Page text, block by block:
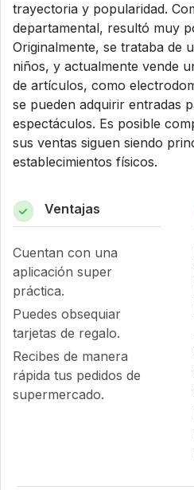
trayectoria y popularidad.
departamental, resultó muy
Originalmente, se trataba de
niños, y actualmente vende
de artículos, como
se pueden adquirir entradas
espectáculos. Es posible
sus ventas siguen siendo
establecimientos físicos.
Ventajas
Cuentan con una
aplicación super
práctica.
Puedes obsequiar
tarjetas de regalo.
Recibes de manera
rápida tus pedidos de
supermercado.